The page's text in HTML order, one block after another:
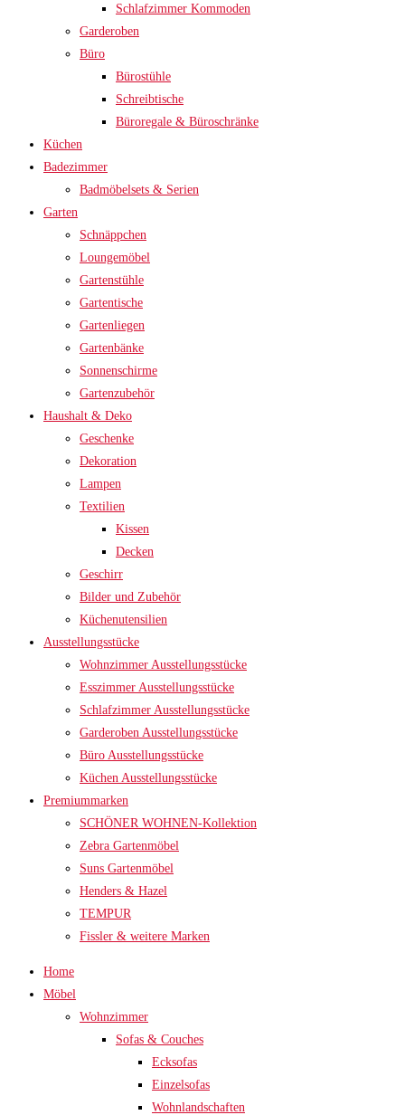
Schlafzimmer Kommoden
Garderoben
Büro
Bürostühle
Schreibtische
Büroregale & Büroschränke
Küchen
Badezimmer
Badmöbelsets & Serien
Garten
Schnäppchen
Loungemöbel
Gartenstühle
Gartentische
Gartenliegen
Gartenbänke
Sonnenschirme
Gartenzubehör
Haushalt & Deko
Geschenke
Dekoration
Lampen
Textilien
Kissen
Decken
Geschirr
Bilder und Zubehör
Küchenutensilien
Ausstellungsstücke
Wohnzimmer Ausstellungsstücke
Esszimmer Ausstellungsstücke
Schlafzimmer Ausstellungsstücke
Garderoben Ausstellungsstücke
Büro Ausstellungsstücke
Küchen Ausstellungsstücke
Premiummarken
SCHÖNER WOHNEN-Kollektion
Zebra Gartenmöbel
Suns Gartenmöbel
Henders & Hazel
TEMPUR
Fissler & weitere Marken
Home
Möbel
Wohnzimmer
Sofas & Couches
Ecksofas
Einzelsofas
Wohnlandschaften